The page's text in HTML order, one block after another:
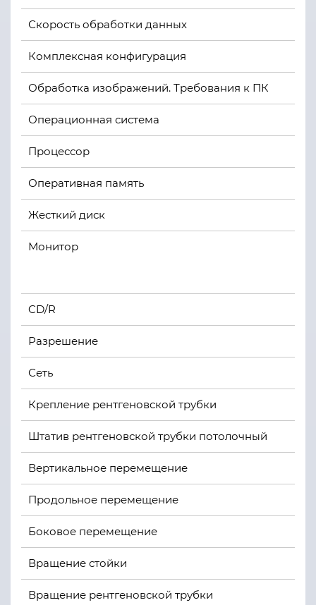
Скорость обработки данных
Комплексная конфигурация
Обработка изображений. Требования к ПК
Операционная система
Процессор
Оперативная память
Жесткий диск
Монитор
CD/R
Разрешение
Сеть
Крепление рентгеновской трубки
Штатив рентгеновской трубки потолочный
Вертикальное перемещение
Продольное перемещение
Боковое перемещение
Вращение стойки
Вращение рентгеновской трубки